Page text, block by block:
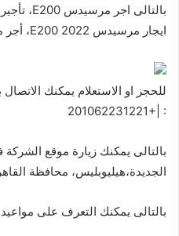
ايجار مرسيدس E200 2022، أجر مرسيدس فخمة فى مصر
للحجز او الاستعلام يمكنك
: |+201062231221
الجديدة،هيليوبليس، محافظة
بالتالى يمكنك التعرف على